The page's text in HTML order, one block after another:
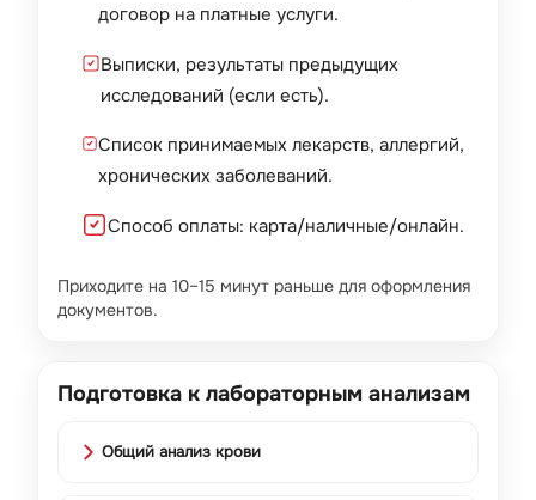
договор на платные услуги.
Выписки, результаты предыдущих
исследований (если есть).
Список принимаемых лекарств, аллергий,
хронических заболеваний.
Способ оплаты: карта/наличные/онлайн.
Приходите на 10–15 минут раньше для оформления
документов.
Подготовка к лабораторным анализам
Общий анализ крови